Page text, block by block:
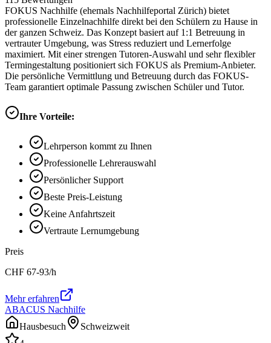
FOKUS Nachhilfe (ehemals Nachhilfeportal Zürich) bietet
professionelle Einzelnachhilfe direkt bei den Schülern zu Hause in
der ganzen Schweiz. Das Konzept basiert auf 1:1 Betreuung in
vertrauter Umgebung, was Stress reduziert und Lernerfolge
maximiert. Mit einer strengen Tutoren-Auswahl und sehr flexibler
Termingestaltung positioniert sich FOKUS als Premium-Anbieter.
Die persönliche Vermittlung und Betreuung durch das FOKUS-
Team garantiert optimale Passung zwischen Schüler und Tutor.
Ihre Vorteile:
Lehrperson kommt zu Ihnen
Professionelle Lehrerauswahl
Persönlicher Support
Beste Preis-Leistung
Keine Anfahrtszeit
Vertraute Lernumgebung
Preis
CHF 67-93/h
Mehr erfahren
ABACUS Nachhilfe
Hausbesuch
Schweizweit